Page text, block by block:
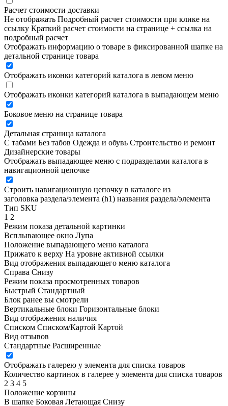
Расчет стоимости доставки
Не отображать Подробный расчет стоимости при клике на
ссылку Краткий расчет стоимости на странице + ссылка на
подробный расчет
Отображать информацию о товаре в фиксированной шапке на
детальной странице товара
Отображать иконки категорий каталога в левом меню
Отображать иконки категорий каталога в выпадающем меню
Боковое меню на странице товара
Детальная страница каталога
С табами Без табов Одежда и обувь Строительство и ремонт
Дизайнерские товары
Отображать выпадающее меню с подразделами каталога в
навигационной цепочке
Строить навигационную цепочку в каталоге из
заголовка раздела/элемента (h1) названия раздела/элемента
Тип SKU
1 2
Режим показа детальной картинки
Всплывающее окно Лупа
Положение выпадающего меню каталога
Прижато к верху На уровне активной ссылки
Вид отображения выпадающего меню каталога
Справа Снизу
Режим показа просмотренных товаров
Быстрый Стандартный
Блок ранее вы смотрели
Вертикальные блоки Горизонтальные блоки
Вид отображения наличия
Списком Списком/Картой Картой
Вид отзывов
Стандартные Расширенные
Отображать галерею у элемента для списка товаров
Количество картинок в галерее у элемента для списка товаров
2 3 4 5
Положение корзины
В шапке Боковая Летающая Снизу